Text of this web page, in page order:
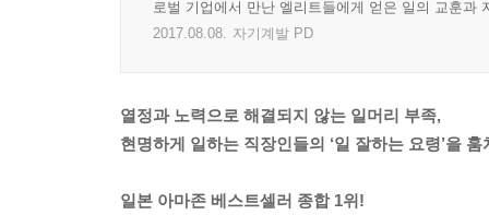
로벌 기업에서 만난 엘리트들에게 얻은 일의 교훈과
2017.08.08.
자기계발 PD
열정과 노력으로 해결되지 않는 일머리 부족,
현명하게 일하는 직장인들의 ‘일 잘하는 요령’을 훔
일본 아마존 베스트셀러 종합 1위!